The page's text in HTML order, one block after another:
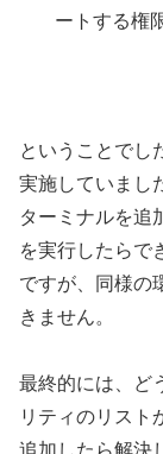
ートする権
ということでし
実施していまし
ターミナルを追
を実行したらで
ですが、同様の
きません。
最終的には、ど
リティのリスト